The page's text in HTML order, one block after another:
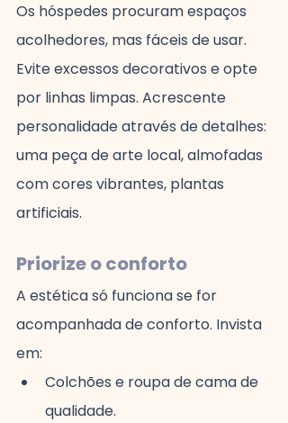
Os hóspedes procuram espaços
acolhedores, mas fáceis de usar.
Evite excessos decorativos e opte
por linhas limpas. Acrescente
personalidade através de detalhes:
uma peça de arte local, almofadas
com cores vibrantes, plantas
artificiais.
Priorize o conforto
A estética só funciona se for
acompanhada de conforto. Invista
em:
Colchões e roupa de cama de
qualidade.